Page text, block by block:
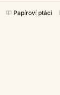
Papíroví ptáci